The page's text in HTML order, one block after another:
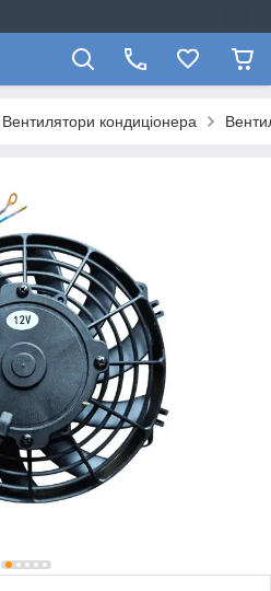
Вентилятори кондиціонера